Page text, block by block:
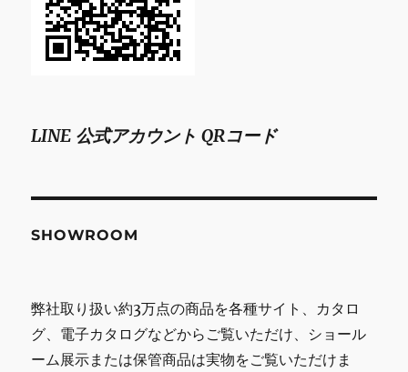
LINE 公式アカウント QRコード
SHOWROOM
弊社取り扱い約3万点の商品を各種サイト、カタロ
グ、電子カタログなどからご覧いただけ、ショール
ーム展示または保管商品は実物をご覧いただけま